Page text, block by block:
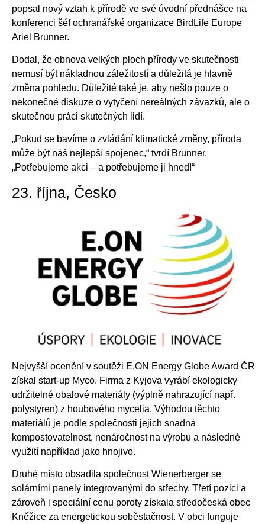
popsal nový vztah k přírodě ve své úvodní přednášce na
konferenci šéf ochranářské organizace BirdLife Europe
Ariel Brunner.
Dodal, že obnova velkých ploch přírody ve skutečnosti
nemusí být nákladnou záležitostí a důležitá je hlavně
změna pohledu. Důležité také je, aby nešlo pouze o
nekonečné diskuze o vytyčení nereálných závazků, ale o
skutečnou práci skutečných lidí.
„Pokud se bavíme o zvládání klimatické změny, příroda
může být náš nejlepší spojenec,“ tvrdí Brunner.
„Potřebujeme akci – a potřebujeme ji hned!“
23. října, Česko
Nejvyšší ocenění v soutěži E.ON Energy Globe Award ČR
získal start-up Myco. Firma z Kyjova vyrábí ekologicky
udržitelné obalové materiály (výplně nahrazující např.
polystyren) z houbového mycelia. Výhodou těchto
materiálů je podle společnosti jejich snadná
kompostovatelnost, nenáročnost na výrobu a následné
využití například jako hnojivo.
Druhé místo obsadila společnost Wienerberger se
solárními panely integrovanými do střechy. Třetí pozici a
zároveň i speciální cenu poroty získala středočeská obec
Kněžice za energetickou soběstačnost. V obci funguje